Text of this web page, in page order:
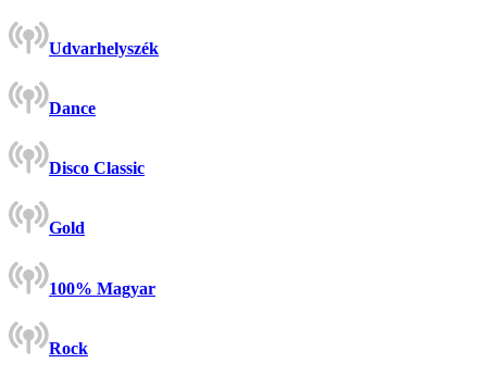
Udvarhelyszék
Dance
Disco Classic
Gold
100% Magyar
Rock